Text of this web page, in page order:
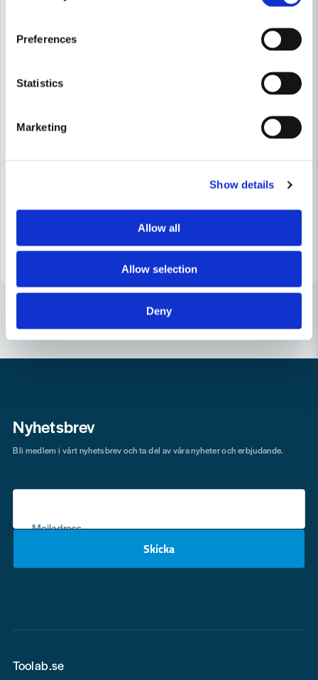
Preferences
Statistics
Marketing
Show details
Allow all
Allow selection
Deny
375 kr
316 kr
Köp
Leveranstid ifrån leverantör ca
7-10 arbetsdagar
Köp
Nyhetsbrev
Mejladress
Skicka
Bli medlem i vårt nyhetsbrev och ta del av våra nyheter och erbjudande.
Toolab.se